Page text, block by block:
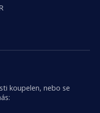
koupelen, nebo se